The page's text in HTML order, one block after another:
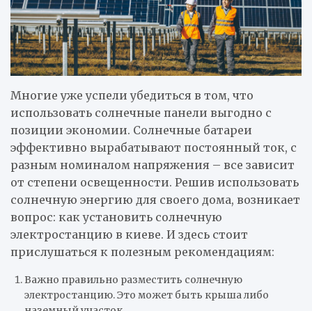
Многие уже успели убедиться в том, что
использовать солнечные панели выгодно с
позиции экономии. Солнечные батареи
эффективно вырабатывают постоянный ток, с
разным номиналом напряжения – все зависит
от степени освещенности. Решив использовать
солнечную энергию для своего дома, возникает
вопрос: как установить солнечную
электростанцию в киеве. И здесь стоит
прислушаться к полезным рекомендациям:
Важно правильно разместить солнечную
электростанцию. Это может быть крыша либо